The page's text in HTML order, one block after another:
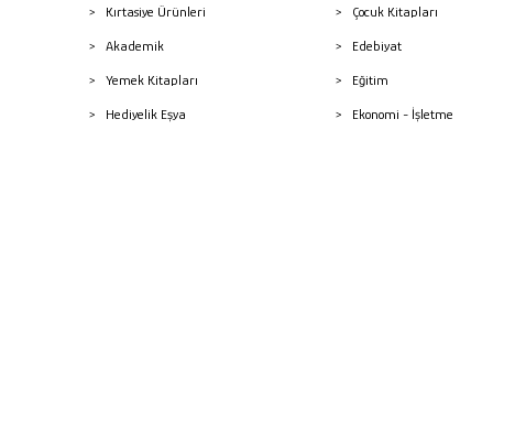
Kırtasiye Ürünleri
Akademik
Yemek Kitapları
Hediyelik Eşya
Çocuk Kitapları
Edebiyat
Eğitim
Ekonomi - İşletme